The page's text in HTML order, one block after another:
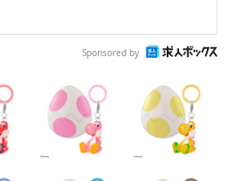
Sponsored by